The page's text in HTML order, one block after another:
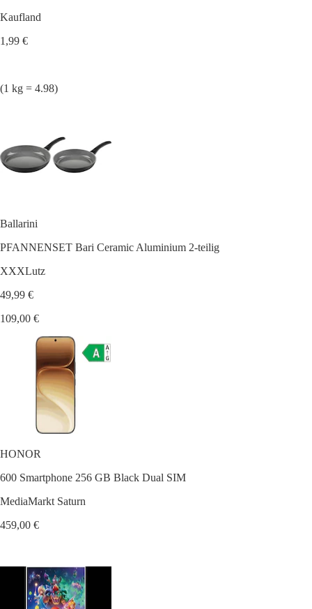
Kaufland
1,99 €
(1 kg = 4.98)
Ballarini
PFANNENSET Bari Ceramic Aluminium 2-teilig
XXXLutz
49,99 €
109,00 €
HONOR
600 Smartphone 256 GB Black Dual SIM
MediaMarkt Saturn
459,00 €